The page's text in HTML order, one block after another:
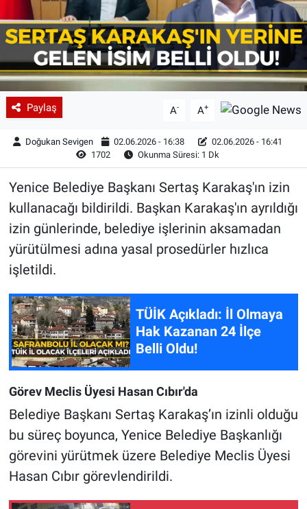
Paylaş A- A+
Doğukan Sevigen 02.06.2026 - 16:38
02.06.2026 - 16:41
1702
Okunma Süresi: 1 Dk
Yenice Belediye Başkanı Sertaş Karakaş'ın izin
kullanacağı bildirildi. Başkan Karakaş'ın ayrıldığı
izin günlerinde, belediye işlerinin aksamadan
yürütülmesi adına yasal prosedürler hızlıca
işletildi.
TÜİK Açıkladı: İl Olmaya
Hak Kazanan 24 İlçe
Belli Oldu!
Görev Meclis Üyesi Hasan Cıbır'da
Belediye Başkanı Sertaş Karakaş’ın izinli olduğu
bu süreç boyunca, Yenice Belediye Başkanlığı
görevini yürütmek üzere Belediye Meclis Üyesi
Hasan Cıbır görevlendirildi.